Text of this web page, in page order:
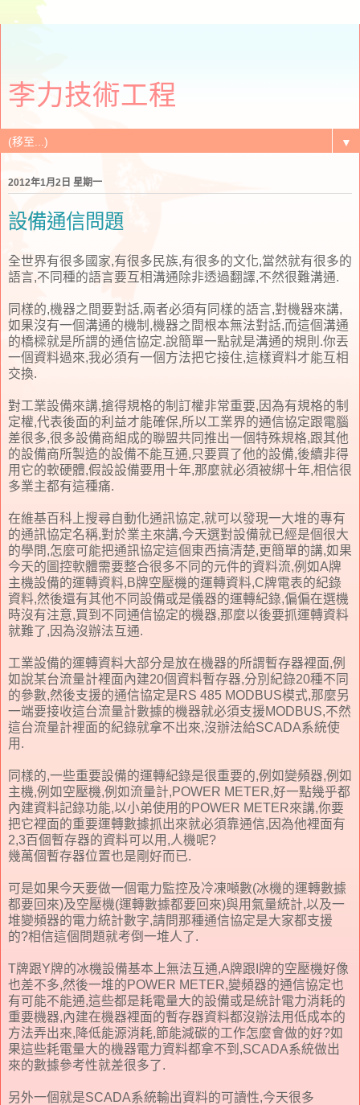
李力技術工程
▼
2012年1月2日 星期一
設備通信問題
全世界有很多國家,有很多民族,有很多的文化,當然就有很多的
語言,不同種的語言要互相溝通除非透過翻譯,不然很難溝通.
同樣的,機器之間要對話,兩者必須有同樣的語言,對機器來講,
如果沒有一個溝通的機制,機器之間根本無法對話,而這個溝通
的橋樑就是所謂的通信協定.說簡單一點就是溝通的規則.你丟
一個資料過來,我必須有一個方法把它接住,這樣資料才能互相
交換.
對工業設備來講,搶得規格的制訂權非常重要,因為有規格的制
定權,代表後面的利益才能確保,所以工業界的通信協定跟電腦
差很多,很多設備商組成的聯盟共同推出一個特殊規格,跟其他
的設備商所製造的設備不能互通,只要買了他的設備,後續非得
用它的軟硬體,假設設備要用十年,那麼就必須被綁十年,相信很
多業主都有這種痛.
在維基百科上搜尋自動化通訊協定,就可以發現一大堆的專有
的通訊協定名稱,對於業主來講,今天選對設備就已經是個很大
的學問,怎麼可能把通訊協定這個東西搞清楚,更簡單的講,如果
今天的圖控軟體需要整合很多不同的元件的資料流,例如A牌
主機設備的運轉資料,B牌空壓機的運轉資料,C牌電表的紀錄
資料,然後還有其他不同設備或是儀器的運轉紀錄,偏偏在選機
時沒有注意,買到不同通信協定的機器,那麼以後要抓運轉資料
就難了,因為沒辦法互通.
工業設備的運轉資料大部分是放在機器的所謂暫存器裡面,例
如說某台流量計裡面內建20個資料暫存器,分別紀錄20種不同
的參數,然後支援的通信協定是RS 485 MODBUS模式,那麼另
一端要接收這台流量計數據的機器就必須支援MODBUS,不然
這台流量計裡面的紀錄就拿不出來,沒辦法給SCADA系統使
用.
同樣的,一些重要設備的運轉紀錄是很重要的,例如變頻器,例如
主機,例如空壓機,例如流量計,POWER METER,好一點幾乎都
內建資料記錄功能,以小弟使用的POWER METER來講,你要
把它裡面的重要運轉數據抓出來就必須靠通信,因為他裡面有
2,3百個暫存器的資料可以用,人機呢?
幾萬個暫存器位置也是剛好而已.
可是如果今天要做一個電力監控及冷凍噸數(冰機的運轉數據
都要回來)及空壓機(運轉數據都要回來)與用氣量統計,以及一
堆變頻器的電力統計數字,請問那種通信協定是大家都支援
的?相信這個問題就考倒一堆人了.
T牌跟Y牌的冰機設備基本上無法互通,A牌跟I牌的空壓機好像
也差不多,然後一堆的POWER METER,變頻器的通信協定也
有可能不能通,這些都是耗電量大的設備或是統計電力消耗的
重要機器,內建在機器裡面的暫存器資料都沒辦法用低成本的
方法弄出來,降低能源消耗,節能減碳的工作怎麼會做的好?如
果這些耗電量大的機器電力資料都拿不到,SCADA系統做出
來的數據參考性就差很多了.
另外一個就是SCADA系統輸出資料的可讀性,今天很多